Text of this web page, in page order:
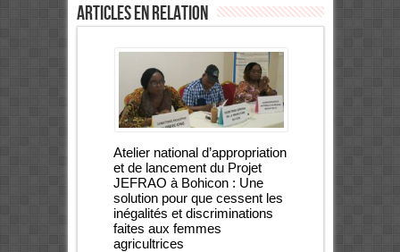
Articles en relation
Atelier national d’appropriation
et de lancement du Projet
JEFRAO à Bohicon : Une
solution pour que cessent les
inégalités et discriminations
faites aux femmes
agricultrices